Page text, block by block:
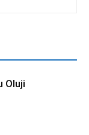
Oluji